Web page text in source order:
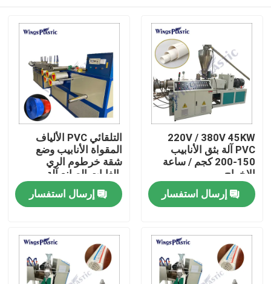
بيت
منتجات
معلومات عنا
220V / 380V 45KW
PVC آلة بثق الأنابيب
150-200 كجم / ساعة
الإخراج
إرسال استفسار
التلقائي PVC الألياف
المقواة الأنابيب وضع
شقة خرطوم الري
بالغابات الصانع آلة
إرسال استفسار